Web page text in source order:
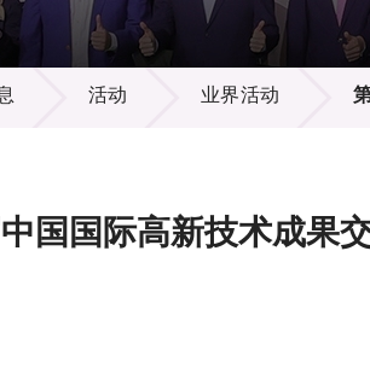
招标通告
供应商登记
征求研发项
项目资料库
资讯中心
多媒体
出版刊物
活动 业界活动
国国际高新技术成果